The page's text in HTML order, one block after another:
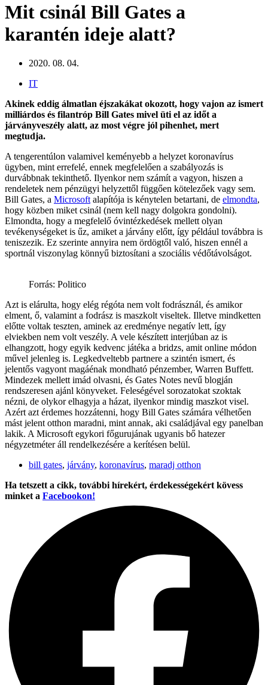
Mit csinál Bill Gates a
karantén ideje alatt?
2020. 08. 04.
IT
Akinek eddig álmatlan éjszakákat okozott, hogy vajon az ismert
milliárdos és filantróp Bill Gates mivel üti el az időt a
járványveszély alatt, az most végre jól pihenhet, mert
megtudja.
A tengerentúlon valamivel keményebb a helyzet koronavírus
ügyben, mint errefelé, ennek megfelelően a szabályozás is
durvábbnak tekinthető. Ilyenkor nem számít a vagyon, hiszen a
rendeletek nem pénzügyi helyzettől függően kötelezőek vagy sem.
Bill Gates, a Microsoftalapítója is kénytelen betartani, de elmondta,
hogy közben miket csinál (nem kell nagy dolgokra gondolni).
Elmondta, hogy a megfelelő óvintézkedések mellett olyan
tevékenységeket is űz, amiket a járvány előtt, így például továbbra is
teniszezik. Ez szerinte annyira nem ördögtől való, hiszen ennél a
sportnál viszonylag könnyű biztosítani a szociális védőtávolságot.
Forrás: Politico
Azt is elárulta, hogy elég régóta nem volt fodrásznál, és amikor
elment, ő, valamint a fodrász is maszkolt viseltek. Illetve mindketten
előtte voltak teszten, aminek az eredménye negatív lett, így
elviekben nem volt veszély. A vele készített interjúban az is
elhangzott, hogy egyik kedvenc játéka a bridzs, amit online módon
művel jelenleg is. Legkedveltebb partnere a szintén ismert, és
jelentős vagyont magáénak mondható pénzember, Warren Buffett.
Mindezek mellett imád olvasni, és Gates Notes nevű blogján
rendszeresen ajánl könyveket. Feleségével sorozatokat szoktak
nézni, de olykor elhagyja a házat, ilyenkor mindig maszkot visel.
Azért azt érdemes hozzátenni, hogy Bill Gates számára vélhetően
mást jelent otthon maradni, mint annak, aki családjával egy panelban
lakik. A Microsoft egykori főgurujának ugyanis bő hatezer
négyzetméter áll rendelkezésére a kerítésen belül.
bill gates, járvány, koronavírus, maradj otthon
Ha tetszett a cikk, további hírekért, érdekességekért kövess
minket a Facebookon!